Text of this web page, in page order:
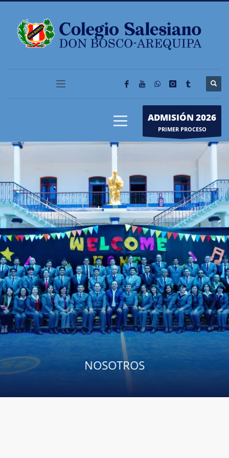
ADMISIÓN 2026
PRIMER PROCESO
NOSOTROS